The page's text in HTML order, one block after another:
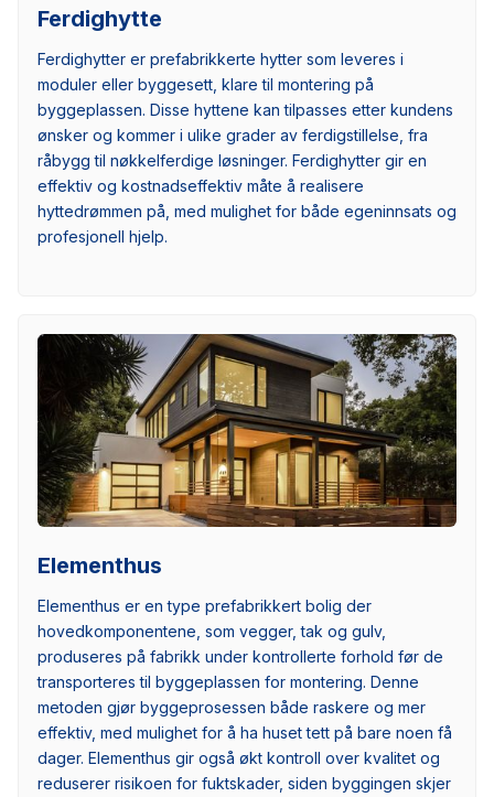
Ferdighytte
Ferdighytter er prefabrikkerte hytter som leveres i
moduler eller byggesett, klare til montering på
byggeplassen. Disse hyttene kan tilpasses etter kundens
ønsker og kommer i ulike grader av ferdigstillelse, fra
råbygg til nøkkelferdige løsninger. Ferdighytter gir en
effektiv og kostnadseffektiv måte å realisere
hyttedrømmen på, med mulighet for både egeninnsats og
profesjonell hjelp.
Elementhus
Elementhus er en type prefabrikkert bolig der
hovedkomponentene, som vegger, tak og gulv,
produseres på fabrikk under kontrollerte forhold før de
transporteres til byggeplassen for montering. Denne
metoden gjør byggeprosessen både raskere og mer
effektiv, med mulighet for å ha huset tett på bare noen få
dager. Elementhus gir også økt kontroll over kvalitet og
reduserer risikoen for fuktskader, siden byggingen skjer